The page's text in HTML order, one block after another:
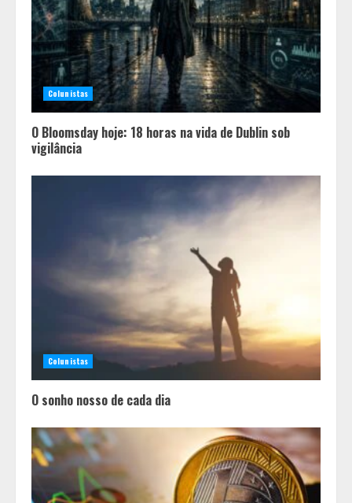
Colunistas
O Bloomsday hoje: 18 horas na vida de Dublin sob
vigilância
Colunistas
O sonho nosso de cada dia